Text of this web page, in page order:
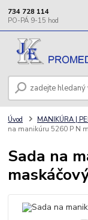
734 728 114
Úvod MANIKÚRA |
na manikúru 5260 P N
Sada na